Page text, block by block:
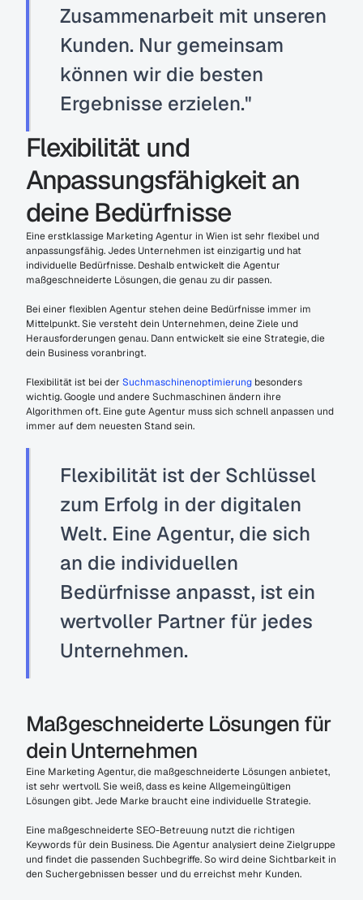
Zusammenarbeit mit unseren
Kunden. Nur gemeinsam
können wir die besten
Ergebnisse erzielen."
Flexibilität und
Anpassungsfähigkeit an
deine Bedürfnisse
Eine erstklassige Marketing Agentur in Wien ist sehr flexibel und
anpassungsfähig. Jedes Unternehmen ist einzigartig und hat
individuelle Bedürfnisse. Deshalb entwickelt die Agentur
maßgeschneiderte Lösungen, die genau zu dir passen.
Bei einer flexiblen Agentur stehen deine Bedürfnisse immer im
Mittelpunkt. Sie versteht dein Unternehmen, deine Ziele und
Herausforderungen genau. Dann entwickelt sie eine Strategie, die
dein Business voranbringt.
Flexibilität ist bei der Suchmaschinenoptimierung besonders
wichtig. Google und andere Suchmaschinen ändern ihre
Algorithmen oft. Eine gute Agentur muss sich schnell anpassen und
immer auf dem neuesten Stand sein.
Flexibilität ist der Schlüssel
zum Erfolg in der digitalen
Welt. Eine Agentur, die sich
an die individuellen
Bedürfnisse anpasst, ist ein
wertvoller Partner für jedes
Unternehmen.
Maßgeschneiderte Lösungen für
dein Unternehmen
Eine Marketing Agentur, die maßgeschneiderte Lösungen anbietet,
ist sehr wertvoll. Sie weiß, dass es keine Allgemeingültigen
Lösungen gibt. Jede Marke braucht eine individuelle Strategie.
Eine maßgeschneiderte SEO-Betreuung nutzt die richtigen
Keywords für dein Business. Die Agentur analysiert deine Zielgruppe
und findet die passenden Suchbegriffe. So wird deine Sichtbarkeit in
den Suchergebnissen besser und du erreichst mehr Kunden.